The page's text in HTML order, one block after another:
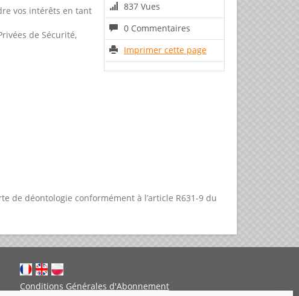
837 Vues
0 Commentaires
Imprimer cette page
vos intérêts en tant
de Sécurité,
de déontologie conformément à l’article R631-9 du
Conditions Générales d'Abonnement